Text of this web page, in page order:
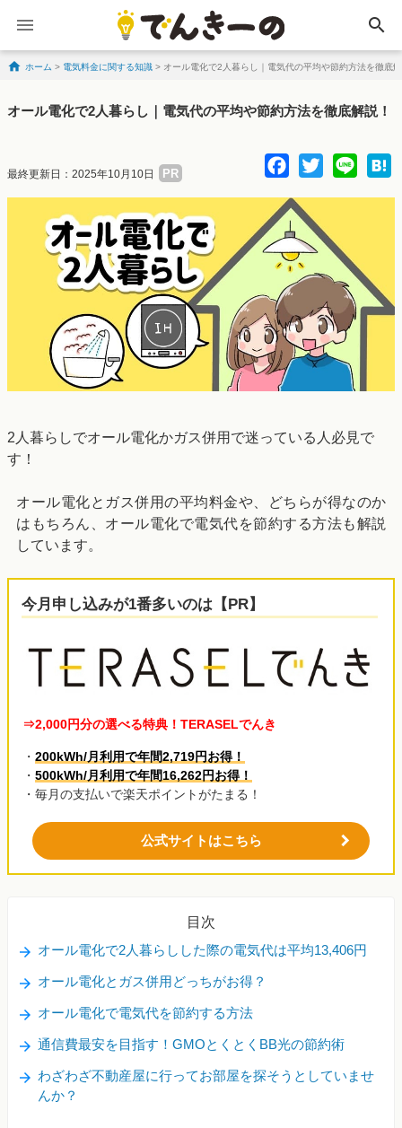
search
Skip to content
ホーム > 電気料金に関する知識 > オール電化で2人暮らし｜電気代の平均や節約方法を徹底
オール電化で2人暮らし｜電気代の平均や節約方法を徹底解説！
最終更新日：2025年10月10日 PR
2人暮らしでオール電化かガス併用で迷っている人必見で
す！
オール電化とガス併用の平均料金や、どちらが得なのか
はもちろん、オール電化で電気代を節約する方法も解説
しています。
今月申し込みが1番多いのは【PR】
⇒2,000円分の選べる特典！TERASELでんき
・ 200kWh/月利用で年間2,719円お得！
・ 500kWh/月利用で年間16,262円お得！
・毎月の支払いで楽天ポイントがたまる！
公式サイトはこちら
目次
オール電化で2人暮らしした際の電気代は平均13,406円
オール電化とガス併用どっちがお得？
オール電化で電気代を節約する方法
通信費最安を目指す！GMOとくとくBB光の節約術
わざわざ不動産屋に行ってお部屋を探そうとしていませ
んか？